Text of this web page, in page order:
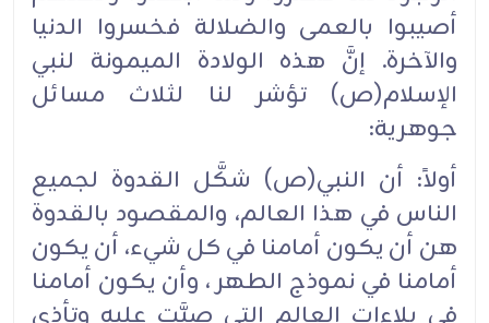
أصيبوا بالعمى والضلالة فخسروا الدنيا
والآخرة. إنَّ هذه الولادة الميمونة لنبي
الإسلام(ص) تؤشر لنا لثلاث مسائل
جوهرية:
أولاً: أن النبي(ص) شكَّل القدوة لجميع
الناس في هذا العالم، والمقصود بالقدوة
هن أن يكون أمامنا في كل شيء، أن يكون
أمامنا في نموذج الطهر ، وأن يكون أمامنا